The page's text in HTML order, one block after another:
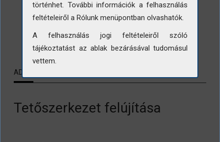
LETÖLTÉS
ADATLAP
Tetőszerkezet felújítása
történhet. További információk a felhasználás
feltételeiről a Rólunk menüpontban olvashatók.
A felhasználás jogi feltételeiről szóló
tájékoztatást az ablak bezárásával tudomásul
vettem.